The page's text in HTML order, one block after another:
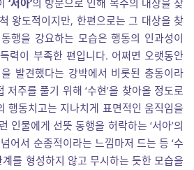
‘서아’의 방문으로 인해 복수의 대상을 찾
왕도적이지만, 한편으로는 그 대상을 찾
행을 강요하는 모습은 행동의 인과성이
력이 부족한 편입니다. 어쩌면 오랫동안
발견했다는 강박에서 비롯된 충동이라
주를 풀기 위해 ‘수현’을 찾아올 정도로
행동치고는 지나치게 표면적인 움직임을
인물에게 선뜻 동행을 허락하는 ‘서아’의
어서 순종적이라는 느낌마저 드는 등 ‘수
를 형성하지 않고 무시하는 듯한 모습을